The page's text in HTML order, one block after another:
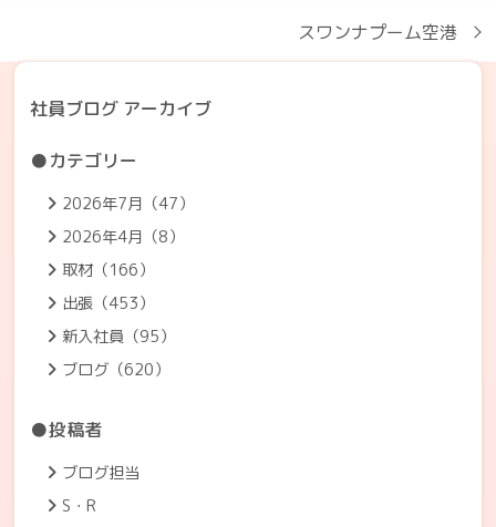
スワンナプーム空港
社員ブログ アーカイブ
●カテゴリー
2026年7月（47）
2026年4月（8）
取材（166）
出張（453）
新入社員（95）
ブログ（620）
●投稿者
ブログ担当
S・R